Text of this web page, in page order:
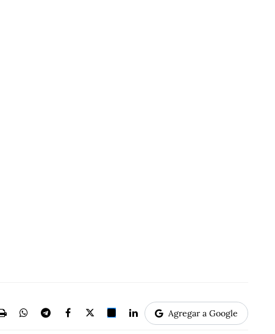
Agregar a Google